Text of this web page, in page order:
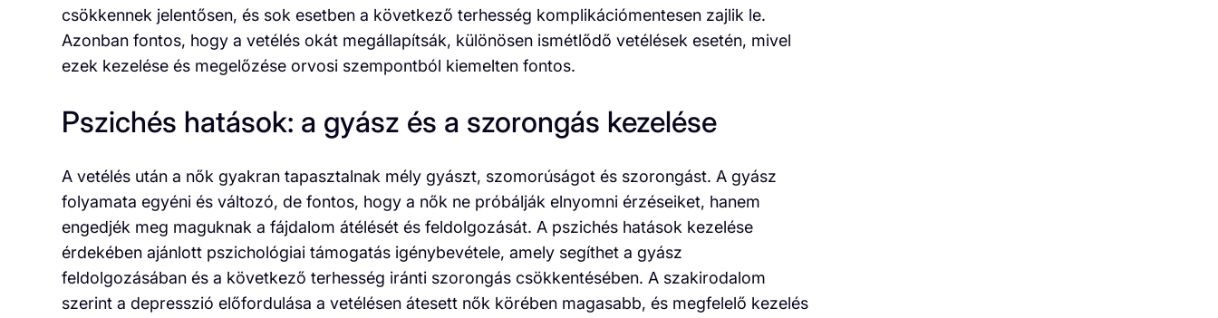
csökkennek jelentősen, és sok esetben a következő terhesség komplikációmentesen zajlik le.
Azonban fontos, hogy a vetélés okát megállapítsák, különösen ismétlődő vetélések esetén, mivel
ezek kezelése és megelőzése orvosi szempontból kiemelten fontos.
Pszichés hatások: a gyász és a szorongás kezelése
A vetélés után a nők gyakran tapasztalnak mély gyászt, szomorúságot és szorongást. A gyász
folyamata egyéni és változó, de fontos, hogy a nők ne próbálják elnyomni érzéseiket, hanem
engedjék meg maguknak a fájdalom átélését és feldolgozását. A pszichés hatások kezelése
érdekében ajánlott pszichológiai támogatás igénybevétele, amely segíthet a gyász
feldolgozásában és a következő terhesség iránti szorongás csökkentésében. A szakirodalom
szerint a depresszió előfordulása a vetélésen átesett nők körében magasabb, és megfelelő kezelés